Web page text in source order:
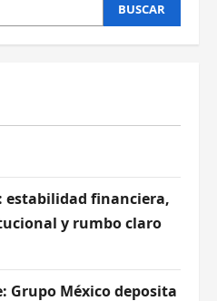
BUSCAR
estabilidad financiera,
y rumbo claro
Grupo México deposita